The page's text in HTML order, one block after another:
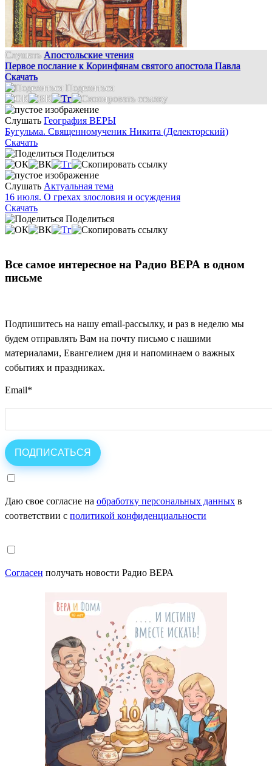
Слушать Апостольские чтения
Первое послание к Коринфянам святого апостола Павла
Скачать
Поделиться
Слушать География ВЕРЫ
Бугульма. Священномученик Никита (Делекторский)
Скачать
Поделиться
Слушать Актуальная тема
16 июля. О грехах злословия и осуждения
Скачать
Поделиться
Все самое интересное на Радио ВЕРА в одном
письме
Подпишитесь на нашу email-рассылку, и раз в неделю мы
будем отправлять Вам на почту письмо с нашими
материалами, Евангелием дня и напоминаем о важных
событиях и праздниках.
Email*
Даю свое согласие на обработку персональных данных в
соответствии с политикой конфиденциальности
Согласен получать новости Радио ВЕРА